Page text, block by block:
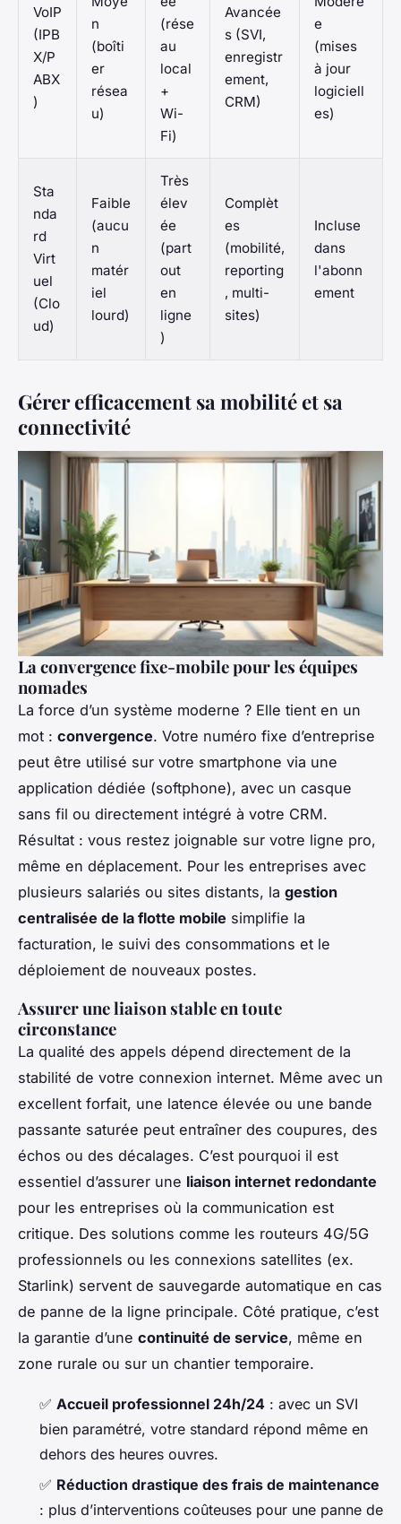
VoIP
(IPB
X/P
ABX
)
n
(boîti
er
résea
u)
(rése
au
local
+
Wi-
Fi)
Avancée
s (SVI,
enregistr
ement,
CRM)
e
(mises
à jour
logiciell
es)
Sta
nda
rd
Virt
uel
(Clo
ud)
Faible
(aucu
n
matér
iel
lourd)
Très
élev
ée
(part
out
en
ligne
)
Complèt
es
(mobilité,
reporting
, multi-
sites)
Incluse
dans
l'abonn
ement
Gérer efficacement sa mobilité et sa
connectivité
La convergence fixe-mobile pour les équipes
nomades
La force d’un système moderne ? Elle tient en un
mot : convergence. Votre numéro fixe d’entreprise
peut être utilisé sur votre smartphone via une
application dédiée (softphone), avec un casque
sans fil ou directement intégré à votre CRM.
Résultat : vous restez joignable sur votre ligne pro,
même en déplacement. Pour les entreprises avec
plusieurs salariés ou sites distants, la gestion
centralisée de la flotte mobile simplifie la
facturation, le suivi des consommations et le
déploiement de nouveaux postes.
Assurer une liaison stable en toute
circonstance
La qualité des appels dépend directement de la
stabilité de votre connexion internet. Même avec un
excellent forfait, une latence élevée ou une bande
passante saturée peut entraîner des coupures, des
échos ou des décalages. C’est pourquoi il est
essentiel d’assurer une liaison internet redondante
pour les entreprises où la communication est
critique. Des solutions comme les routeurs 4G/5G
professionnels ou les connexions satellites (ex.
Starlink) servent de sauvegarde automatique en cas
de panne de la ligne principale. Côté pratique, c’est
la garantie d’une continuité de service, même en
zone rurale ou sur un chantier temporaire.
✅ Accueil professionnel 24h/24 : avec un SVI
bien paramétré, votre standard répond même en
dehors des heures ouvres.
✅ Réduction drastique des frais de maintenance
: plus d’interventions coûteuses pour une panne de